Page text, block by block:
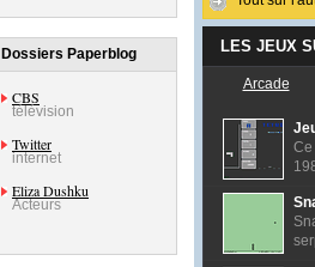
Dossiers Paperblog
CBS
télévision
Twitter
internet
Eliza Dushku
Acteurs
LES JEUX
Arcade
Ce